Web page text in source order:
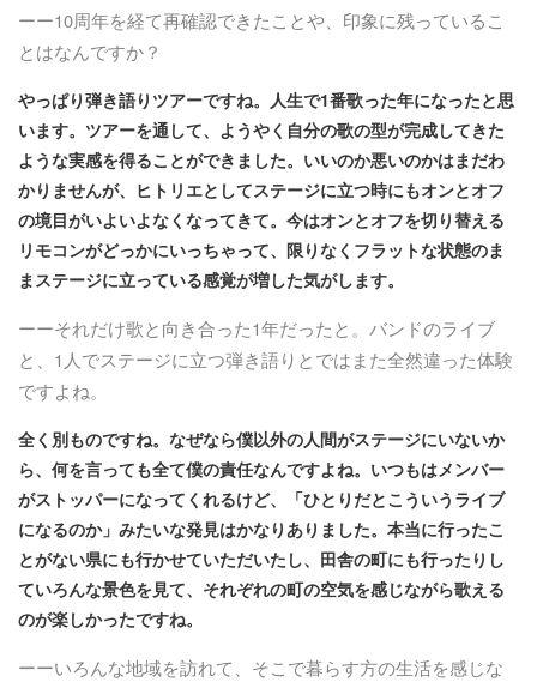
ーー10周年を経て再確認できたことや、印象に残っているこ
とはなんですか？
やっぱり弾き語りツアーですね。人生で1番歌った年になったと思
います。ツアーを通して、ようやく自分の歌の型が完成してきた
ような実感を得ることができました。いいのか悪いのかはまだわ
かりませんが、ヒトリエとしてステージに立つ時にもオンとオフ
の境目がいよいよなくなってきて。今はオンとオフを切り替える
リモコンがどっかにいっちゃって、限りなくフラットな状態のま
まステージに立っている感覚が増した気がします。
ーーそれだけ歌と向き合った1年だったと。バンドのライブ
と、1人でステージに立つ弾き語りとではまた全然違った体験
ですよね。
全く別ものですね。なぜなら僕以外の人間がステージにいないか
ら、何を言っても全て僕の責任なんですよね。いつもはメンバー
がストッパーになってくれるけど、「ひとりだとこういうライブ
になるのか」みたいな発見はかなりありました。本当に行ったこ
とがない県にも行かせていただいたし、田舎の町にも行ったりし
ていろんな景色を見て、それぞれの町の空気を感じながら歌える
のが楽しかったですね。
ーーいろんな地域を訪れて、そこで暮らす方の生活を感じな